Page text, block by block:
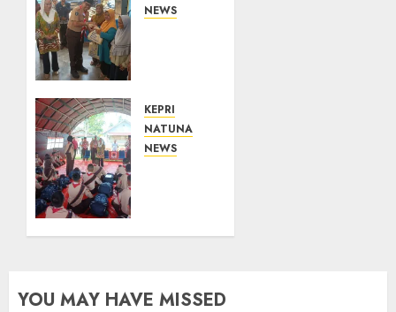
NEWS
Bersama
Group
Hadir
CSR
KEPRI
NATUNA
NEWS
Titip
Pesan
YOU MAY HAVE MISSED